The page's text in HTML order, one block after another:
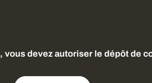
devez autoriser le dépôt de